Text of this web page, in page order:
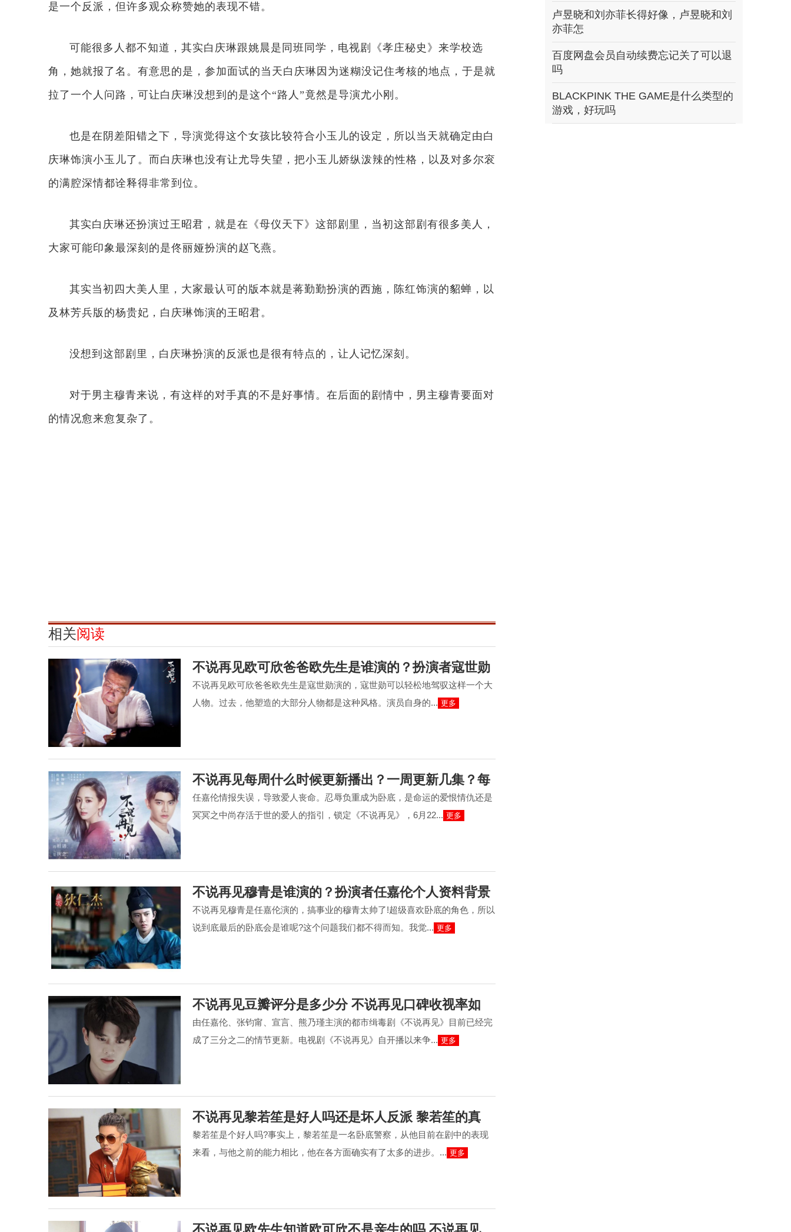
是一个反派，但许多观众称赞她的表现不错。
可能很多人都不知道，其实白庆琳跟姚晨是同班同学，电视剧《孝庄秘史》来学校选
角，她就报了名。有意思的是，参加面试的当天白庆琳因为迷糊没记住考核的地点，于是就
拉了一个人问路，可让白庆琳没想到的是这个“路人”竟然是导演尤小刚。
也是在阴差阳错之下，导演觉得这个女孩比较符合小玉儿的设定，所以当天就确定由白
庆琳饰演小玉儿了。而白庆琳也没有让尤导失望，把小玉儿娇纵泼辣的性格，以及对多尔衮
的满腔深情都诠释得非常到位。
其实白庆琳还扮演过王昭君，就是在《母仪天下》这部剧里，当初这部剧有很多美人，
大家可能印象最深刻的是佟丽娅扮演的赵飞燕。
其实当初四大美人里，大家最认可的版本就是蒋勤勤扮演的西施，陈红饰演的貂蝉，以
及林芳兵版的杨贵妃，白庆琳饰演的王昭君。
没想到这部剧里，白庆琳扮演的反派也是很有特点的，让人记忆深刻。
对于男主穆青来说，有这样的对手真的不是好事情。在后面的剧情中，男主穆青要面对
的情况愈来愈复杂了。
相关阅读
不说再见欧可欣爸爸欧先生是谁演的？扮演者寇世勋
不说再见欧可欣爸爸欧先生是寇世勋演的，寇世勋可以轻松地驾驭这样一个大
人物。过去，他塑造的大部分人物都是这种风格。演员自身的... 更多
不说再见每周什么时候更新播出？一周更新几集？每
任嘉伦情报失误，导致爱人丧命。忍辱负重成为卧底，是命运的爱恨情仇还是
冥冥之中尚存活于世的爱人的指引，锁定《不说再见》，6月22... 更多
不说再见穆青是谁演的？扮演者任嘉伦个人资料背景
不说再见穆青是任嘉伦演的，搞事业的穆青太帅了!超级喜欢卧底的角色，所以
说到底最后的卧底会是谁呢?这个问题我们都不得而知。我觉... 更多
不说再见豆瓣评分是多少分 不说再见口碑收视率如
由任嘉伦、张钧甯、宣言、熊乃瑾主演的都市缉毒剧《不说再见》目前已经完
成了三分之二的情节更新。电视剧《不说再见》自开播以来争... 更多
不说再见黎若笙是好人吗还是坏人反派 黎若笙的真
黎若笙是个好人吗?事实上，黎若笙是一名卧底警察，从他目前在剧中的表现
来看，与他之前的能力相比，他在各方面确实有了太多的进步。... 更多
卢昱晓和刘亦菲长得好像，卢昱晓和刘
亦菲怎
百度网盘会员自动续费忘记关了可以退
吗
BLACKPINK THE GAME是什么类型的
游戏，好玩吗